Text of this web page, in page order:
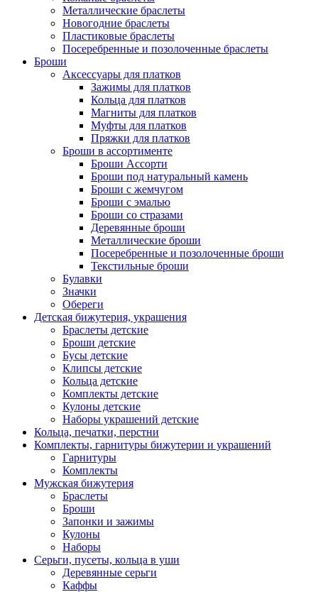
Металлические браслеты
Новогодние браслеты
Пластиковые браслеты
Посеребренные и позолоченные браслеты
Броши
Аксессуары для платков
Зажимы для платков
Кольца для платков
Магниты для платков
Муфты для платков
Пряжки для платков
Броши в ассортименте
Броши Ассорти
Броши под натуральный камень
Броши с жемчугом
Броши с эмалью
Броши со стразами
Деревянные броши
Металлические броши
Посеребренные и позолоченные броши
Текстильные броши
Булавки
Значки
Обереги
Детская бижутерия, украшения
Браслеты детские
Броши детские
Бусы детские
Клипсы детские
Кольца детские
Комплекты детские
Кулоны детские
Наборы украшений детские
Кольца, печатки, перстни
Комплекты, гарнитуры бижутерии и украшений
Гарнитуры
Комплекты
Мужская бижутерия
Браслеты
Броши
Запонки и зажимы
Кулоны
Наборы
Серьги, пусеты, кольца в уши
Деревянные серьги
Каффы